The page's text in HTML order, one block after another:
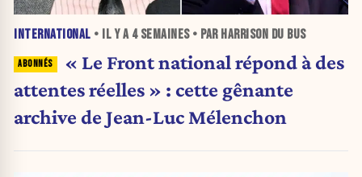
INTERNATIONAL • IL Y A 4 SEMAINES• PAR HARRISON DU BUS
« Le Front national répond à des
attentes réelles » : cette gênante
archive de Jean-Luc Mélenchon